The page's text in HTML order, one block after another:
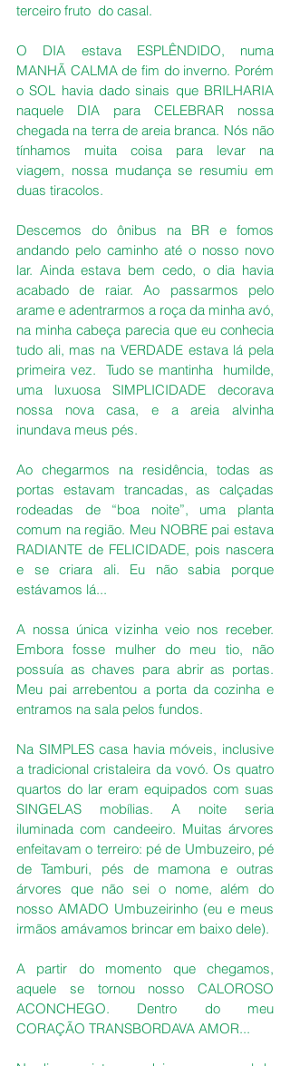
terceiro fruto  do casal.
O DIA estava ESPLÊNDIDO, numa
MANHÃ CALMA de fim do inverno. Porém
o SOL havia dado sinais que BRILHARIA
naquele DIA para CELEBRAR nossa
chegada na terra de areia branca. Nós não
tínhamos muita coisa para levar na
viagem, nossa mudança se resumiu em
duas tiracolos.
Descemos do ônibus na BR e fomos
andando pelo caminho até o nosso novo
lar. Ainda estava bem cedo, o dia havia
acabado de raiar. Ao passarmos pelo
arame e adentrarmos a roça da minha avó,
na minha cabeça parecia que eu conhecia
tudo ali, mas na VERDADE estava lá pela
primeira vez.  Tudo se mantinha  humilde,
uma luxuosa SIMPLICIDADE decorava
nossa nova casa, e a areia alvinha
inundava meus pés.
Ao chegarmos na residência, todas as
portas estavam trancadas, as calçadas
rodeadas de “boa noite”, uma planta
comum na região. Meu NOBRE pai estava
RADIANTE de FELICIDADE, pois nascera
e se criara ali. Eu não sabia porque
estávamos lá...
A nossa única vizinha veio nos receber.
Embora fosse mulher do meu tio, não
possuía as chaves para abrir as portas.
Meu pai arrebentou a porta da cozinha e
entramos na sala pelos fundos.
Na SIMPLES casa havia móveis, inclusive
a tradicional cristaleira da vovó. Os quatro
quartos do lar eram equipados com suas
SINGELAS mobílias. A noite seria
iluminada com candeeiro. Muitas árvores
enfeitavam o terreiro: pé de Umbuzeiro, pé
de Tamburi, pés de mamona e outras
árvores que não sei o nome, além do
nosso AMADO Umbuzeirinho (eu e meus
irmãos amávamos brincar em baixo dele).
A partir do momento que chegamos,
aquele se tornou nosso CALOROSO
ACONCHEGO. Dentro do meu
CORAÇÃO TRANSBORDAVA AMOR...